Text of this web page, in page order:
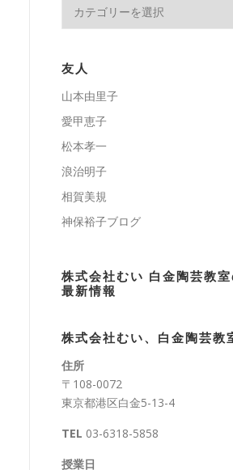
リ
ー
友人
山本由里子
愛甲恵子
松本孝一
浪治明子
相賀美規
神保裕子ブログ
株式会社むい 白金陶芸教室
最新情報
株式会社むい、白金陶芸教
住所
〒108-0072
東京都港区白金5-13-4
TEL 03-6318-5858
授業日